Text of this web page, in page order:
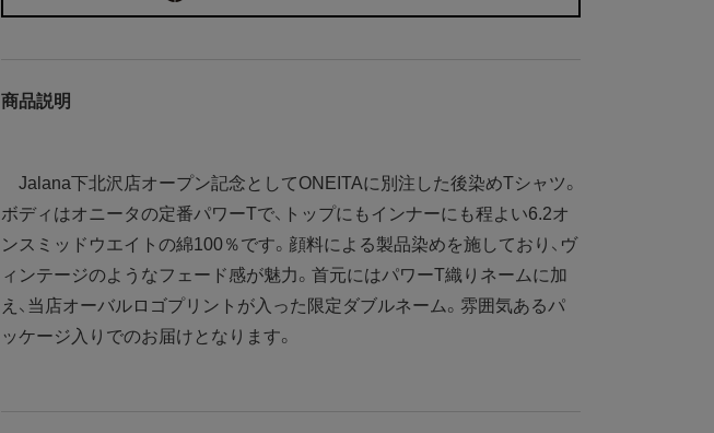
商品説明
Jalana下北沢店オープン記念としてONEITAに別注した後染めTシャツ。
ボディはオニータの定番パワーTで、トップにもインナーにも程よい6.2オ
ンスミッドウエイトの綿100％です。顔料による製品染めを施しており、ヴ
ィンテージのようなフェード感が魅力。首元にはパワーT織りネームに加
え、当店オーバルロゴプリントが入った限定ダブルネーム。雰囲気あるパ
ッケージ入りでのお届けとなります。